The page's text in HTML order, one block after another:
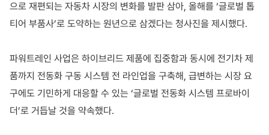
으로 재편되는 자동차 시장의 변화를 발판 삼아, 올해를 ‘글로벌 톱
티어 부품사’로 도약하는 원년으로 삼겠다는 청사진을 제시했다.
파워트레인 사업은 하이브리드 제품에 집중함과 동시에 전기차 제
품까지 전동화 구동 시스템 전 라인업을 구축해, 급변하는 시장 요
구에도 기민하게 대응할 수 있는 ‘글로벌 전동화 시스템 프로바이
더’로 거듭날 것을 약속했다.